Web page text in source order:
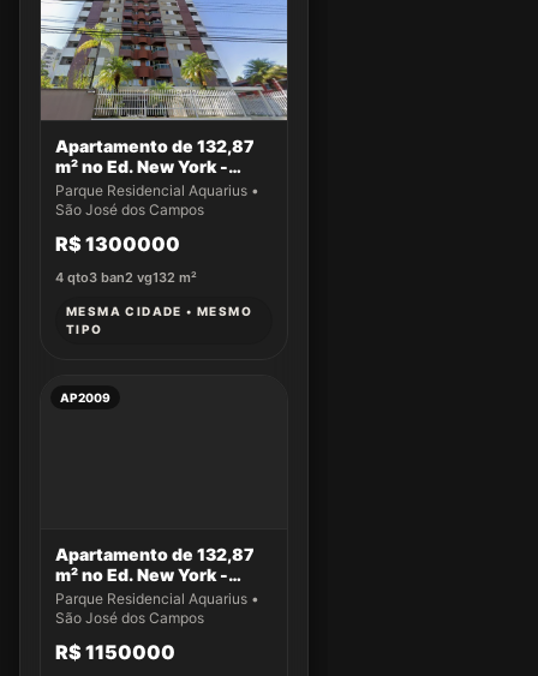
Apartamento de 132,87
m² no Ed. New York -
Apto 43
Parque Residencial Aquarius •
São José dos Campos
R$ 1300000
4 qto3 ban2 vg132 m²
MESMA CIDADE • MESMO
TIPO
AP2009
Apartamento de 132,87
m² no Ed. New York -
Apto 14
Parque Residencial Aquarius •
São José dos Campos
R$ 1150000